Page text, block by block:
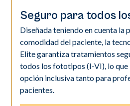
Seguro para todos
Diseñada teniendo en cuenta la
comodidad del paciente, la
Elite garantiza tratamientos
todos los fototipos (I-VI), lo que
opción inclusiva tanto para
pacientes.